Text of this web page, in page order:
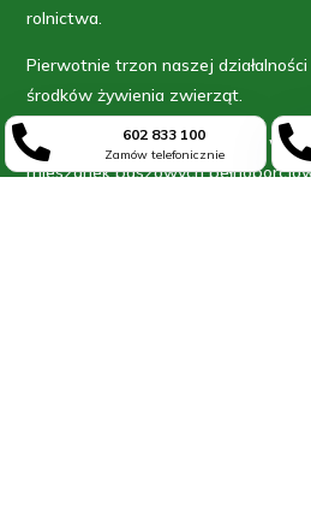
rolnictwa.
Pierwotnie trzon naszej
środków żywienia zwierząt.
Obecnie oferujemy najszerszą w
mieszanek paszowych
 602 833 100
Zamów telefonicznie